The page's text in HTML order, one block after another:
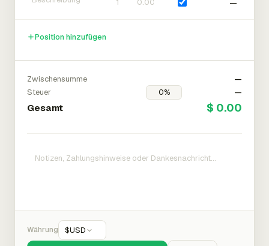
—
Position hinzufügen
Zwischensumme
—
Steuer
—
Gesamt $ 0.00
Währung $USD